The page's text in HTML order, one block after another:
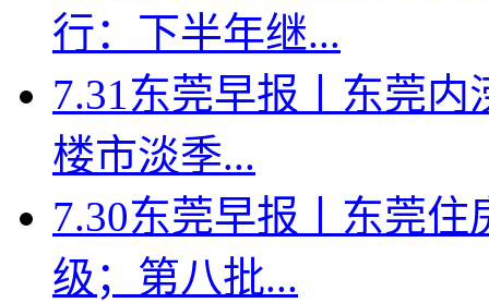
行：下半年继...
7.31东莞早报丨东莞
楼市淡季...
7.30东莞早报丨东莞
级；第八批...